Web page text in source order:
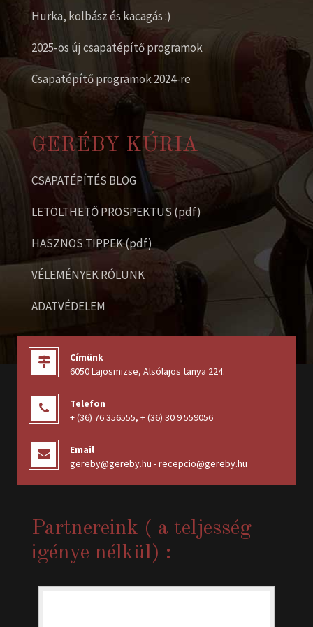
Hurka, kolbász és kacagás :)
2025-ös új csapatépítő programok
Csapatépítő programok 2024-re
GERÉBY KÚRIA
CSAPATÉPÍTÉS BLOG
LETÖLTHETŐ PROSPEKTUS (pdf)
HASZNOS TIPPEK (pdf)
VÉLEMÉNYEK RÓLUNK
ADATVÉDELEM
Címünk
6050 Lajosmizse, Alsólajos tanya 224.
Telefon
+ (36) 76 356555, + (36) 30 9 559056
Email
gereby@gereby.hu - recepcio@gereby.hu
Partnereink ( a teljesség
igénye nélkül) :